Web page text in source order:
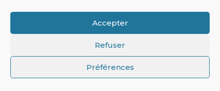
Accepter
Refuser
Préférences
BonsoirBRAVOATOUTES ETATOUS, j’ai besoin